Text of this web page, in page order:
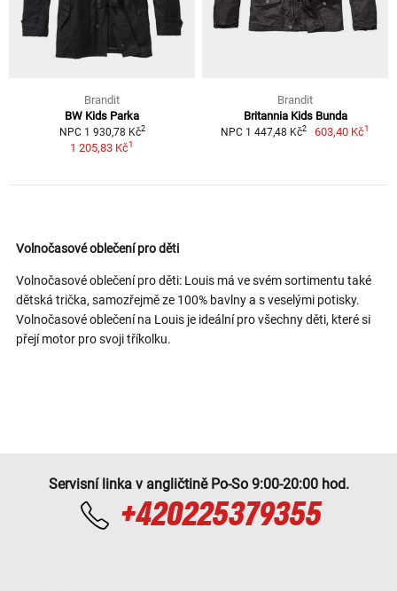
Brandit
BW Kids Parka
NPC 1 930,78 Kč2
1 205,83 Kč1
Brandit
Britannia Kids Bunda
NPC 1 447,48 Kč2 603,40 Kč1
Volnočasové oblečení pro děti
Volnočasové oblečení pro děti: Louis má ve svém sortimentu také
dětská trička, samozřejmě ze 100% bavlny a s veselými potisky.
Volnočasové oblečení na Louis je ideální pro všechny děti, které si
přejí motor pro svoji tříkolku.
Servisní linka v angličtině Po-So 9:00-20:00 hod.
+420225379355